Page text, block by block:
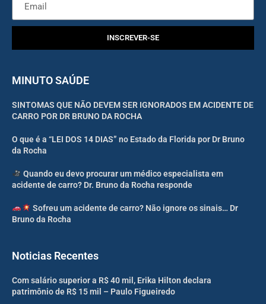
INSCREVER-SE
MINUTO SAÚDE
SINTOMAS QUE NÃO DEVEM SER IGNORADOS EM ACIDENTE DE
CARRO POR DR BRUNO DA ROCHA
O que é a “LEI DOS 14 DIAS” no Estado da Florida por Dr Bruno
da Rocha
Quando eu devo procurar um médico especialista em
acidente de carro? Dr. Bruno da Rocha responde
Sofreu um acidente de carro? Não ignore os sinais… Dr
Bruno da Rocha
Noticias Recentes
Com salário superior a R$ 40 mil, Erika Hilton declara
patrimônio de R$ 15 mil – Paulo Figueiredo